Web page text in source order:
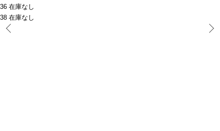
36 在庫なし
38 在庫なし
Prev